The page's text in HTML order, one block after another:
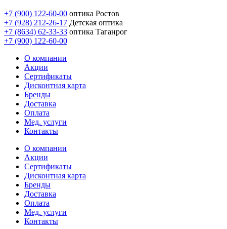
+7 (900) 122-60-00 оптика Ростов
+7 (928) 212-26-17 Детская оптика
+7 (8634) 62-33-33 оптика Таганрог
+7 (900) 122-60-00
О компании
Акции
Сертификаты
Дисконтная карта
Бренды
Доставка
Оплата
Мед. услуги
Контакты
О компании
Акции
Сертификаты
Дисконтная карта
Бренды
Доставка
Оплата
Мед. услуги
Контакты